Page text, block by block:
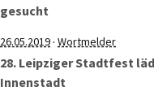
gesucht
26.05.2019· Wortmelder
28. Leipziger Stadtfest
Innenstadt